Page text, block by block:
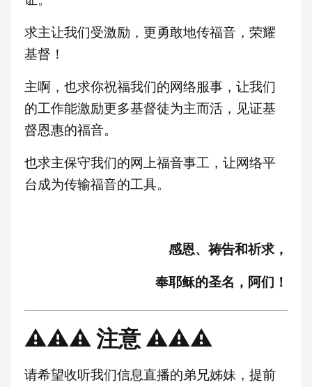
求主让我们受激励，更勇敢地传福音，荣耀
基督！
主啊，也求你祝福我们的网络服事，让我们
的工作能激励更多基督徒为主而活，见证基
督恩惠的福音。
也求主保守我们的网上福音事工，让网络平
台成为传输福音的工具。
感恩、祷告和祈求，
奉耶稣的圣名，阿们！
⚠️⚠️⚠️ 注意 ⚠️⚠️⚠️
请希望收听我们信息直播的弟兄姊妹，提前